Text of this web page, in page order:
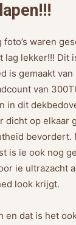
foto’s waren
lag lekker!!! Dit
is gemaakt
van
in dit
dicht op elkaar
bevordert.
is ie ook nog
ie ultrazacht
look krijgt.
en dat is het